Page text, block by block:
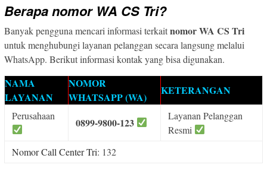
Berapanomor WA CS Tri?
Banyak pengguna mencari informasi terkaitnomor WA CS Tri
untuk menghubungi layanan pelanggan secara langsung melalui
WhatsApp. Berikut informasi kontak yang bisa digunakan.
NAMA
LAYANAN
NOMOR
WHATSAPP (WA)
KETERANGAN
Perusahaan
0899-9800-123
Layanan Pelanggan
Resmi
Nomor Call Center Tri: 132